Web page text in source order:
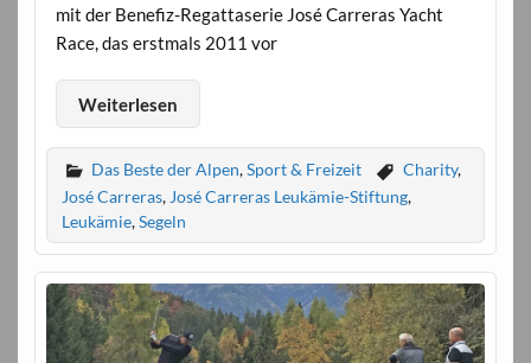
mit der Benefiz-Regattaserie José Carreras Yacht
Race, das erstmals 2011 vor
Weiterlesen
Das Beste der Alpen,Sport & Freizeit Charity,
José Carreras, José Carreras Leukämie-Stiftung,
Leukämie,Segeln